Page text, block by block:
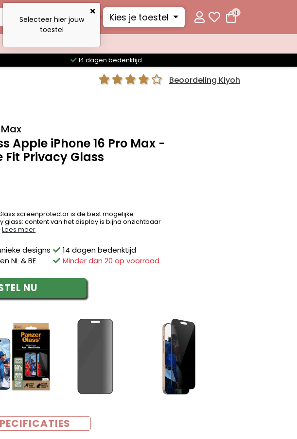
Kies je toestel 0
14 dagen bedenktijd
Beoordeling Kiyoh
Apple iPhone 16 Pro Max -
Privacy Glass
screenprotector is de best mogelijke
glass: content van het display is bijna onzichtbaar
Lees meer
designs
NL & BE
14 dagen bedenktijd
Minder dan 20 op voorraad
NU
Selecteer hier jouw
toestel